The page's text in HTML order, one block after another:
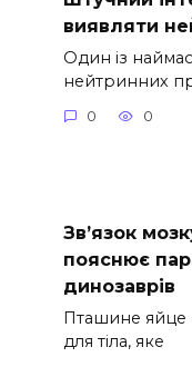
виявляти
Один із
нейтринних
0 0
Зв’язок
пояснює
динозаврів
Пташине яйце
для тіла, яке